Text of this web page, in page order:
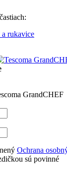
rukavice
GrandCHEF
Ochrana
sú povinné